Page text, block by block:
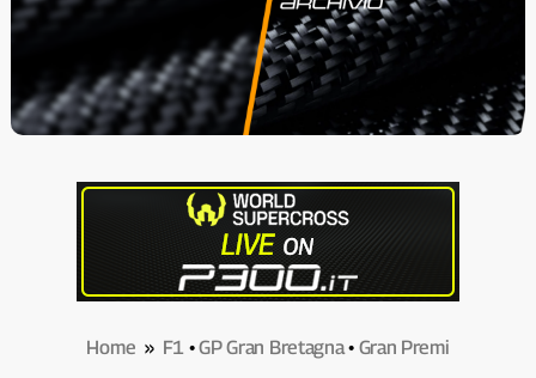
Home » F1 •GP Gran Bretagna• Gran Premi